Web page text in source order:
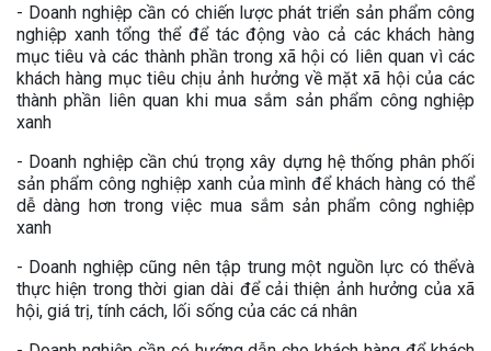
- Doanh nghiệp cần có chiến lược phát triển sản phẩm công
nghiệp xanh tổng thể để tác động vào cả các khách hàng
mục tiêu và các thành phần trong xã hội có liên quan vì các
khách hàng mục tiêu chịu ảnh hưởng về mặt xã hội của các
thành phần liên quan khi mua sắm sản phẩm công nghiệp
xanh
- Doanh nghiệp cần chú trọng xây dựng hệ thống phân phối
sản phẩm công nghiệp xanh của mình để khách hàng có thể
dễ dàng hơn trong việc mua sắm sản phẩm công nghiệp
xanh
- Doanh nghiệp cũng nên tập trung một nguồn lực có thểvà
thực hiện trong thời gian dài để cải thiện ảnh hưởng của xã
hội, giá trị, tính cách, lối sống của các cá nhân